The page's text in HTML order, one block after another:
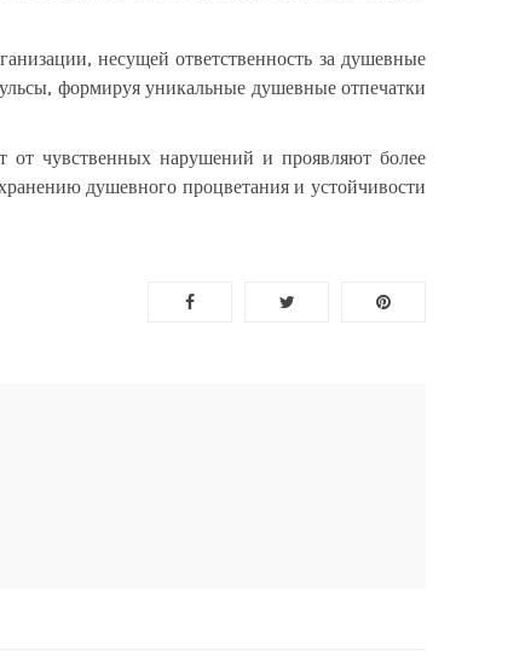
несущей ответственность за душевные
формируя уникальные душевные отпечатки
от чувственных нарушений и проявляют более
душевного процветания и устойчивости